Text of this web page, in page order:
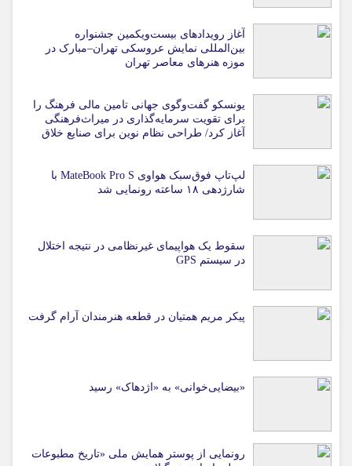
آغاز رویدادهای بیست‌ویکمین جشنواره
بین‌المللی نمایش عروسکی تهران–مبارک در
موزه هنرهای معاصر تهران
یونسکو گفت‌وگوی جهانی تامین مالی فرهنگ را
برای تقویت سرمایه‌گذاری در میراث‌فرهنگی
آغاز کرد/ طراحی نظام نوین برای صنایع خلاق
لپ‌تاپ فوق‌سبک هواوی MateBook Pro S با
شارژدهی ۱۸ ساعته رونمایی شد
سقوط یک هواپیمای غیرنظامی در نتیجه اختلال
در سیستم‌ GPS
پیکر مریم همتیان در قطعه هنرمندان آرام گرفت
«بیضایی‌خوانی» به «اژدهاک» رسید
رونمایی از پوستر همایش ملی «تاریخ مطبوعات